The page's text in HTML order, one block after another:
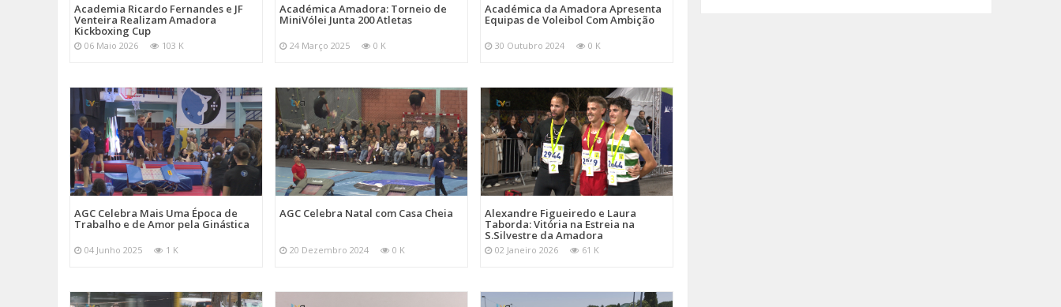
Academia Ricardo Fernandes e JF
Venteira Realizam Amadora
Kickboxing Cup
06 Maio 2026 103 K
Académica Amadora: Torneio de
MiniVólei Junta 200 Atletas
24 Março 2025 0 K
Académica da Amadora Apresenta
Equipas de Voleibol Com Ambição
30 Outubro 2024 0 K
AGC Celebra Mais Uma Época de
Trabalho e de Amor pela Ginástica
04 Junho 2025 1 K
AGC Celebra Natal com Casa Cheia
20 Dezembro 2024 0 K
Alexandre Figueiredo e Laura
Taborda: Vitória na Estreia na
S.Silvestre da Amadora
02 Janeiro 2026 61 K